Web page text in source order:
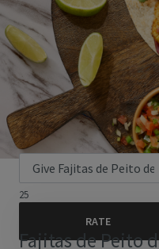
25
Fajitas de Peito